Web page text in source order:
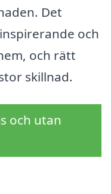
Det
och
och rätt
skillnad.
och utan